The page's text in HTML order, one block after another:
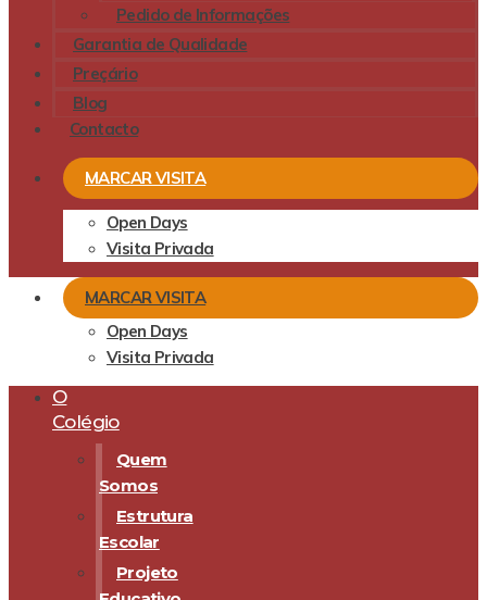
Pedido de Informações
Garantia de Qualidade
Preçário
Blog
Contacto
MARCAR VISITA
Open Days
Visita Privada
MARCAR VISITA
Open Days
Visita Privada
O
Colégio
Quem
Somos
Estrutura
Escolar
Projeto